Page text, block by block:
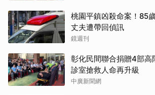
桃園平鎮凶殺命案！85
丈夫遭帶回偵訊
鏡週刊
彰化民間聯合捐贈4部
診室搶救人命再升級
中廣新聞網